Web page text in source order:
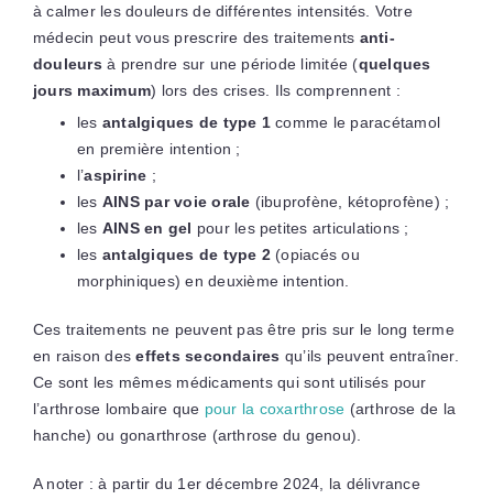
à calmer les douleurs de différentes intensités. Votre
médecin peut vous prescrire des traitements anti-
douleurs à prendre sur une période limitée (quelques
jours maximum) lors des crises. Ils comprennent :
les antalgiques de type 1 comme le paracétamol
en première intention ;
l’aspirine ;
les AINS par voie orale (ibuprofène, kétoprofène) ;
les AINS en gel pour les petites articulations ;
les antalgiques de type 2 (opiacés ou
morphiniques) en deuxième intention.
Ces traitements ne peuvent pas être pris sur le long terme
en raison deseffets secondaires qu’ils peuvent entraîner.
Ce sont les mêmes médicaments qui sont utilisés pour
l’arthrose lombaire que pour la coxarthrose (arthrose de la
hanche) ou gonarthrose (arthrose du genou).
A noter : à partir du 1er décembre 2024, la délivrance